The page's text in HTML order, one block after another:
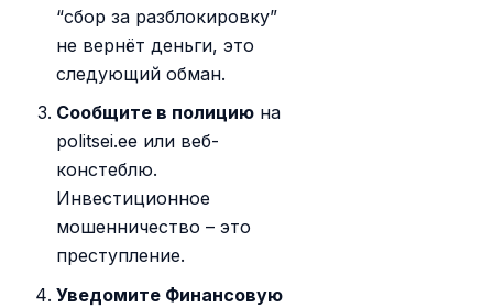
“сбор за разблокировку”
не вернёт деньги, это
следующий обман.
Сообщите в полицию на
politsei.ee или веб-
констеблю.
Инвестиционное
мошенничество – это
преступление.
Уведомите Финансовую